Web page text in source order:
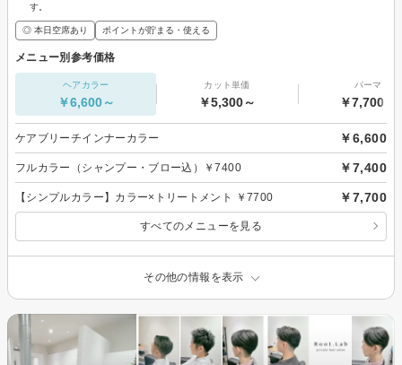
す。
◎ 本日空席あり ポイントが貯まる・使える
メニュー別参考価格
ヘアカラー
￥6,600～
カット単価
￥5,300～
パーマ
￥7,700～
ケアブリーチインナーカラー ￥6,600
フルカラー（シャンプー・ブロー込）￥7400 ￥7,400
【シンプルカラー】カラー×トリートメント ￥7700 ￥7,700
すべてのメニューを見る
その他の情報を表示